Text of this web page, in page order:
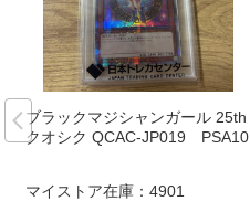
ブラックマジシャンガール 25th
クオシク QCAC-JP019 PSA10
マイストア在庫： 4901